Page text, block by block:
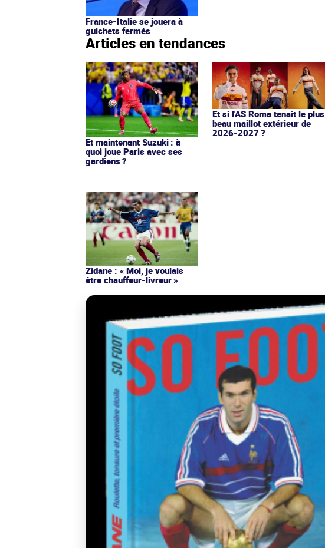
France-Italie se jouera à
guichets fermés
Articles en tendances
Et maintenant Suzuki : à
quoi joue Paris avec ses
gardiens ?
Et si l'AS Roma tenait le plus
beau maillot extérieur de
2026-2027 ?
Zidane : « Moi, je voulais
être chauffeur-livreur »